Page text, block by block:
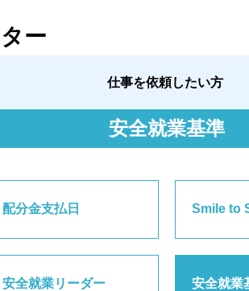
ー
仕事を依頼したい方
安全就業基準
配分金支払日 Smile to
安全就業リーダー 安全就業